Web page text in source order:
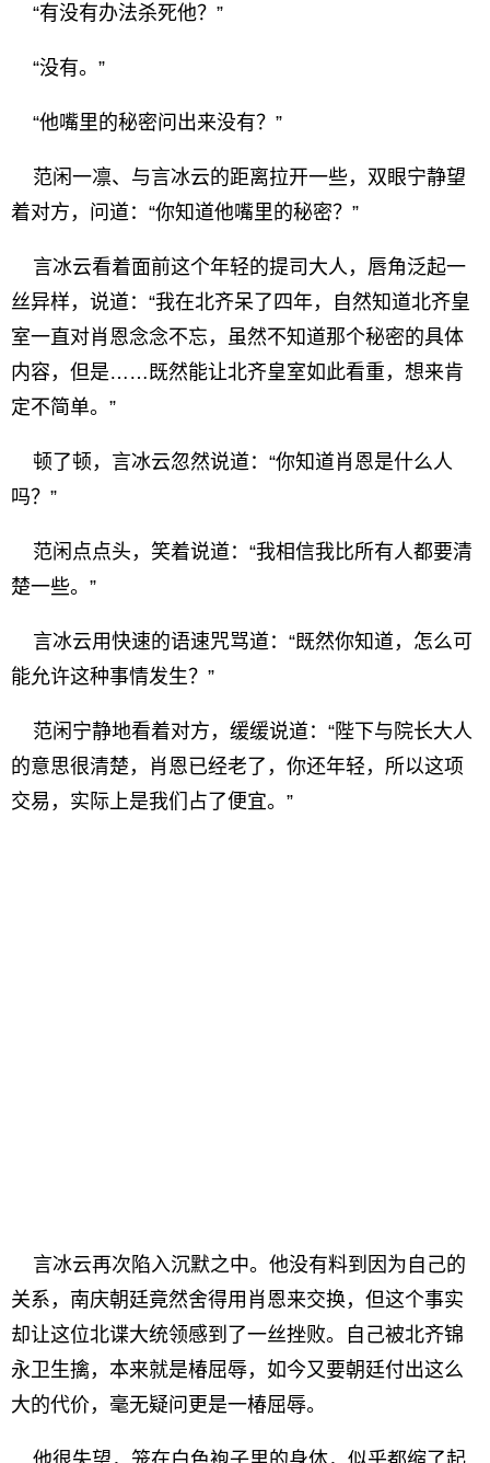
“有没有办法杀死他？”
“没有。”
“他嘴里的秘密问出来没有？”
范闲一凛、与言冰云的距离拉开一些，双眼宁静望
着对方，问道：“你知道他嘴里的秘密？”
言冰云看着面前这个年轻的提司大人，唇角泛起一
丝异样，说道：“我在北齐呆了四年，自然知道北齐皇
室一直对肖恩念念不忘，虽然不知道那个秘密的具体
内容，但是……既然能让北齐皇室如此看重，想来肯
定不简单。”
顿了顿，言冰云忽然说道：“你知道肖恩是什么人
吗？”
范闲点点头，笑着说道：“我相信我比所有人都要清
楚一些。”
言冰云用快速的语速咒骂道：“既然你知道，怎么可
能允许这种事情发生？”
范闲宁静地看着对方，缓缓说道：“陛下与院长大人
的意思很清楚，肖恩已经老了，你还年轻，所以这项
交易，实际上是我们占了便宜。”
言冰云再次陷入沉默之中。他没有料到因为自己的
关系，南庆朝廷竟然舍得用肖恩来交换，但这个事实
却让这位北谍大统领感到了一丝挫败。自己被北齐锦
永卫生擒，本来就是椿屈辱，如今又要朝廷付出这么
大的代价，毫无疑问更是一椿屈辱。